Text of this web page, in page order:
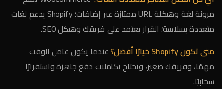
مرونة لغة وهيكلة URL ممتازة عبر إضافات؛ Shopify يدعم لغات
متعددة بسلاسة؛ القرار يعتمد على فريقك وهيكل SEO.
متى تكون Shopify خيارًا أفضل؟
عندما يكون عامل الوقت
مهمًا، وفريقك صغير، وتحتاج تكاملات دفع جاهزة واستقرارًا
سحابيًا.